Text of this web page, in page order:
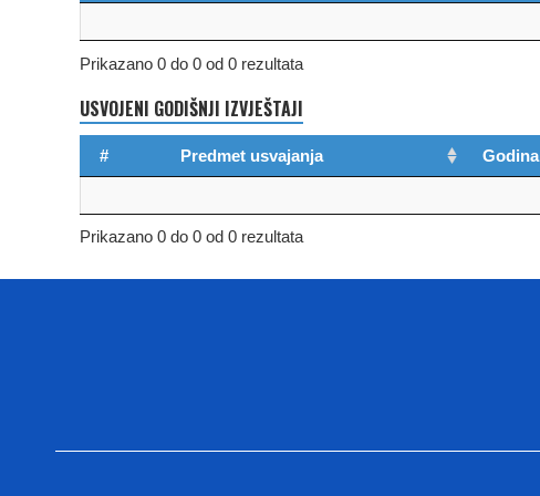
Prikazano 0 do 0 od 0 rezultata
USVOJENI GODIŠNJI IZVJEŠTAJI
# Predmet usvajanja Godina
Prikazano 0 do 0 od 0 rezultata